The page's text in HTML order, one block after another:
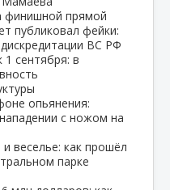
финишной прямой
публиковал фейки:
ВС РФ
1 сентября: в
опьянения:
с ножом на
веселье: как прошёл
парке